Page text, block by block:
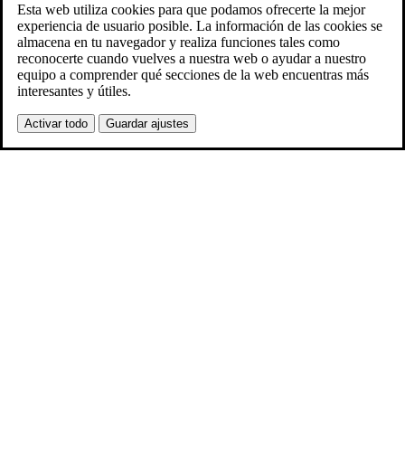
Esta web utiliza cookies para que podamos ofrecerte la mejor
experiencia de usuario posible. La información de las cookies se
almacena en tu navegador y realiza funciones tales como
reconocerte cuando vuelves a nuestra web o ayudar a nuestro
equipo a comprender qué secciones de la web encuentras más
interesantes y útiles.
Activar todo Guardar ajustes